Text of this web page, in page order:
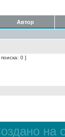
Автор
0 ]
на